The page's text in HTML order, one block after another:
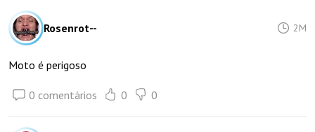
Rosenrot-- 2M
Moto é perigoso
0 comentários 0 0